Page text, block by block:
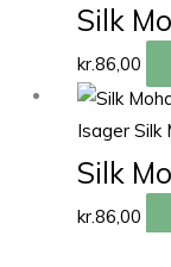
Silk
kr.86,00
Isager Silk
Silk
kr.86,00